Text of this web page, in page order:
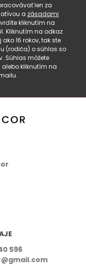
len za
a zásadami
kliknutím na
Kliknutím na odkaz
16 rokov, tak ste
(rodiča) o súhlas so
Súhlas môžete
kliknutím na
596